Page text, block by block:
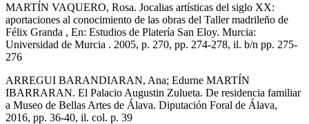
MARTÍN VAQUERO, Rosa. Jocalias artísticas del siglo XX:
aportaciones al conocimiento de las obras del Taller madrileño de
Félix Granda , En: Estudios de Platería San Eloy. Murcia:
Universidad de Murcia . 2005, p. 270, pp. 274-278, il. b/n pp. 275-
276
ARREGUI BARANDIARAN, Ana; Edurne MARTÍN
IBARRARAN. El Palacio Augustin Zulueta. De residencia familiar
a Museo de Bellas Artes de Álava. Diputación Foral de Álava,
2016, pp. 36-40, il. col. p. 39